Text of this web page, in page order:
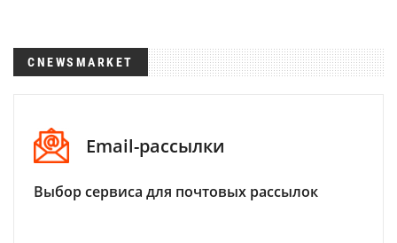
CNEWSMARKET
Email-рассылки
Выбор сервиса для почтовых рассылок